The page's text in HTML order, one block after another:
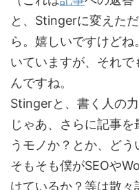
と、Stingerに変えた
ら。嬉しいですけど
いていますが、それ
んですね。
Stingerと、書く人の
じゃあ、さらに記事
うモノか？とか、どう
そもそも僕がSEOや
けているか？等は散